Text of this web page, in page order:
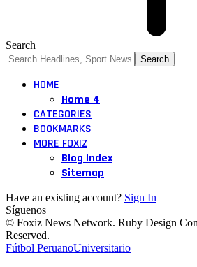
Search
HOME
Home 4
CATEGORIES
BOOKMARKS
MORE FOXIZ
Blog Index
Sitemap
Have an existing account? Sign In
Síguenos
© Foxiz News Network. Ruby Design
Reserved.
Fútbol PeruanoUniversitario